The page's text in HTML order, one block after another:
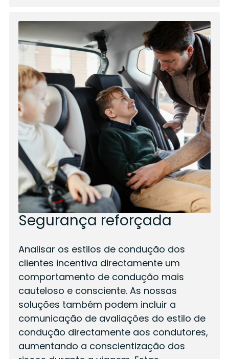
Segurança reforçada
Analisar os estilos de condução dos
clientes incentiva directamente um
comportamento de condução mais
cauteloso e consciente. As nossas
soluções também podem incluir a
comunicação de avaliações do estilo de
condução directamente aos condutores,
aumentando a conscientização dos